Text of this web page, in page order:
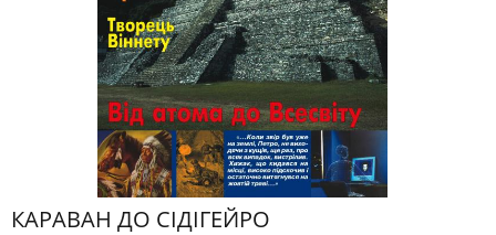
КАРАВАН ДО СІДІГЕЙРО